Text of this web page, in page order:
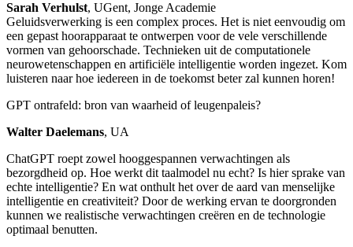
Sarah Verhulst, UGent, Jonge Academie
Geluidsverwerking is een complex proces. Het is niet eenvoudig om
een gepast hoorapparaat te ontwerpen voor de vele verschillende
vormen van gehoorschade. Technieken uit de computationele
neurowetenschappen en artificiële intelligentie worden ingezet. Kom
luisteren naar hoe iedereen in de toekomst beter zal kunnen horen!
GPT ontrafeld: bron van waarheid of leugenpaleis?
Walter Daelemans, UA
ChatGPT roept zowel hooggespannen verwachtingen als
bezorgdheid op. Hoe werkt dit taalmodel nu echt? Is hier sprake van
echte intelligentie? En wat onthult het over de aard van menselijke
intelligentie en creativiteit? Door de werking ervan te doorgronden
kunnen we realistische verwachtingen creëren en de technologie
optimaal benutten.